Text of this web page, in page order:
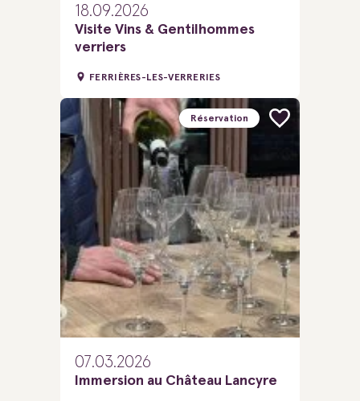
18.09.2026
Visite Vins & Gentilhommes
verriers
FERRIÈRES-LES-VERRERIES
07.03.2026
Immersion au Château Lancyre
Réservation